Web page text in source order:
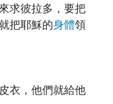
求彼拉多，要把
把耶穌的身體領
衣，他們就給他